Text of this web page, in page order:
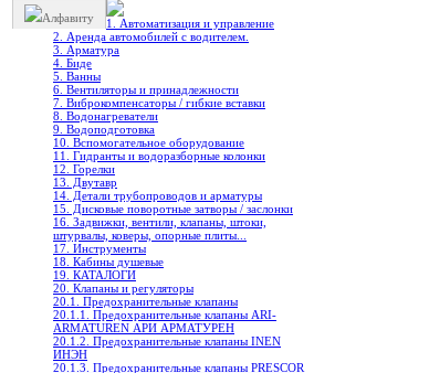
Алфавиту
1. Автоматизация и управление
2. Аренда автомобилей с водителем.
3. Арматура
4. Биде
5. Ванны
6. Вентиляторы и принадлежности
7. Виброкомпенсаторы / гибкие вставки
8. Водонагреватели
9. Водоподготовка
10. Вспомогательное оборудование
11. Гидранты и водоразборные колонки
12. Горелки
13. Двутавр
14. Детали трубопроводов и арматуры
15. Дисковые поворотные затворы / заслонки
16. Задвижки, вентили, клапаны, штоки,
штурвалы, коверы, опорные плиты...
17. Инструменты
18. Кабины душевые
19. КАТАЛОГИ
20. Клапаны и регуляторы
20.1. Предохранительные клапаны
20.1.1. Предохранительные клапаны ARI-
ARMATUREN АРИ АРМАТУРЕН
20.1.2. Предохранительные клапаны INEN
ИНЭН
20.1.3. Предохранительные клапаны PRESCOR